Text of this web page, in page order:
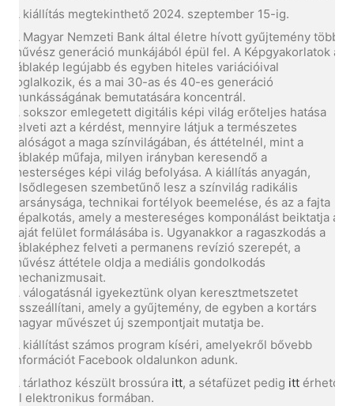
A kiállítás megtekinthető 2024. szeptember 15-ig.
A Magyar Nemzeti Bank által életre hívott gyűjtemény több
művész generáció munkájából épül fel. A Képgyakorlatok a
táblakép legújabb és egyben hiteles variációival
foglalkozik, és a mai 30-as és 40-es generáció
munkásságának bemutatására koncentrál.
A sokszor emlegetett digitális képi világ erőteljes hatása
felveti azt a kérdést, mennyire látjuk a természetes
valóságot a maga színvilágában, és áttételnél, mint a
táblakép műfaja, milyen irányban keresendő a
mesterséges képi világ befolyása. A kiállítás anyagán,
elsődlegesen szembetűnő lesz a színvilág radikális
harsánysága, technikai fortélyok beemelése, és az a fajta
képalkotás, amely a mestereséges komponálást beiktatja a
saját felület formálásába is. Ugyanakkor a ragaszkodás a
táblaképhez felveti a permanens revízió szerepét, a
művész áttétele oldja a mediális gondolkodás
mechanizmusait.
A válogatásnál igyekeztünk olyan keresztmetszetet
összeállítani, amely a gyűjtemény, de egyben a kortárs
magyar művészet új szempontjait mutatja be.
A kiállítást számos program kíséri, amelyekről bővebb
információt Facebook oldalunkon adunk.
A tárlathoz készült brossúra itt, a sétafüzet pedig itt érhető
el elektronikus formában.